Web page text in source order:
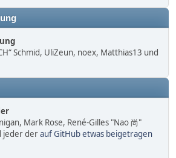
Schmid, UliZeun, noex, Matthias13 und
Mark Rose, René-Gilles "Nao 尚"
jeder derauf GitHub etwas beigetragen